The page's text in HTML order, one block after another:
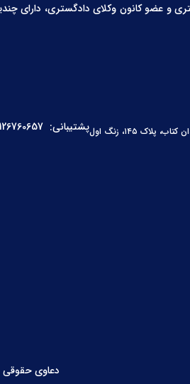
و عضو کانون وکلای دادگستری، دارای
دعاوی حقوقی
۱۴۵، زنگ اول پشتیبانی: